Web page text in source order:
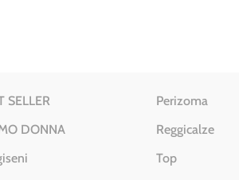
SELLER
DONNA
Perizoma
Reggicalze
Top